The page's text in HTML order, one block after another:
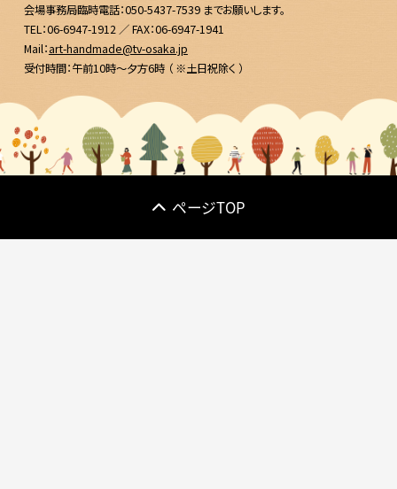
会場事務局臨時電話：050-5437-7539 までお願いします。
TEL：06-6947-1912 ／ FAX：06-6947-1941
Mail：art-handmade@tv-osaka.jp
受付時間：午前10時～夕方6時 （ ※土日祝除く ）
ページTOP